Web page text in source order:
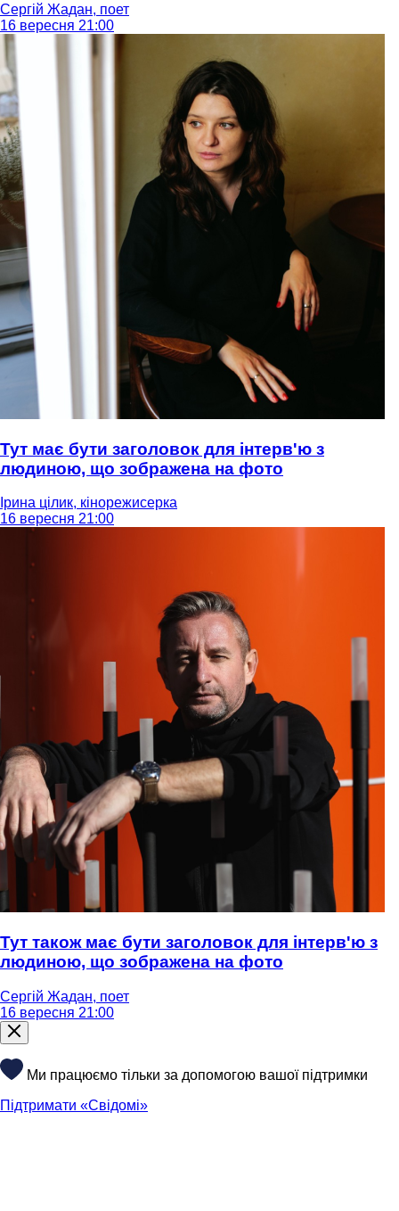
Сергій Жадан, поет
16 вересня 21:00
Тут має бути заголовок для інтерв'ю з
людиною, що зображена на фото
Ірина цілик, кінорежисерка
16 вересня 21:00
Тут також має бути заголовок для інтерв'ю з
людиною, що зображена на фото
Сергій Жадан, поет
16 вересня 21:00
Ми працюємо тільки за допомогою вашої підтримки
Підтримати «Свідомі»